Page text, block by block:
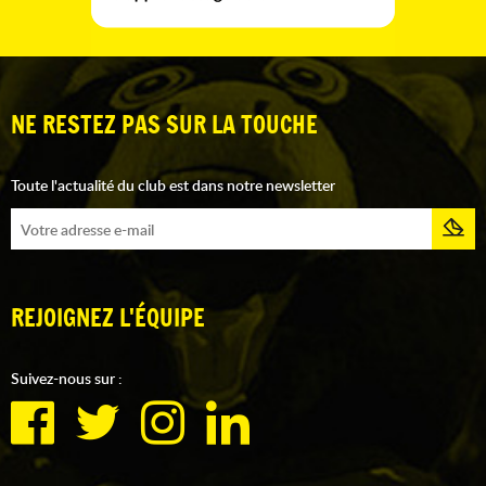
NE RESTEZ PAS SUR LA TOUCHE
Toute l'actualité du club est dans notre newsletter
REJOIGNEZ L'ÉQUIPE
Suivez-nous sur :